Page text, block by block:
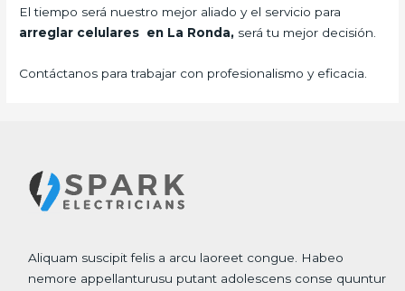
El tiempo será nuestro mejor aliado y el servicio para
arreglar celulares en La Ronda, será tu mejor decisión.
Contáctanos para trabajar con profesionalismo y eficacia.
Aliquam suscipit felis a arcu laoreet congue. Habeo
nemore appellanturusu putant adolescens conse quuntur